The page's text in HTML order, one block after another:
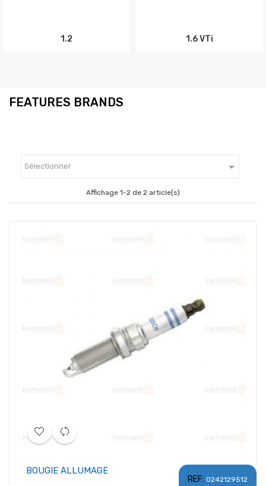
1.2 1.6 VTi
FEATURES BRANDS
Sélectionner 
Affichage 1-2 de 2 article(s)
REF: 0242129512
BOUGIE ALLUMAGE